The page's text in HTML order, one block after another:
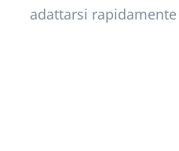
adattarsi